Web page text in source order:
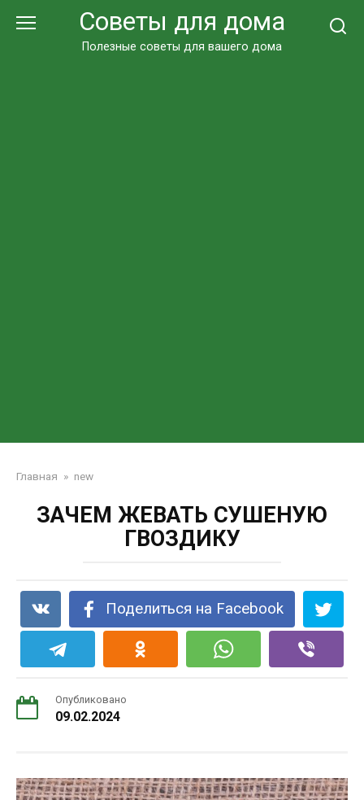
Советы для дома
Полезные советы для вашего дома
Главная » new
ЗАЧЕМ ЖЕВАТЬ СУШЕНУЮ
ГВОЗДИКУ
Поделиться на Facebook
Опубликовано
09.02.2024